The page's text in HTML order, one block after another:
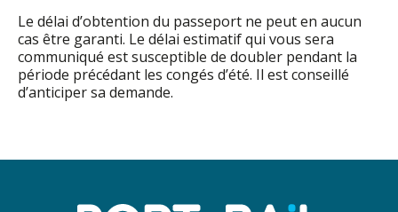
Le délai d’obtention du passeport ne peut en aucun
cas être garanti. Le délai estimatif qui vous sera
communiqué est susceptible de doubler pendant la
période précédant les congés d’été. Il est conseillé
d’anticiper sa demande.